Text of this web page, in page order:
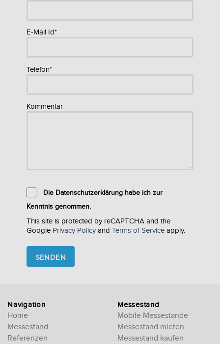
E-Mail Id*
Telefon*
Kommentar
Die Datenschutzerklärung habe ich zur
Kenntnis genommen.
This site is protected by reCAPTCHA and the
Google Privacy Policy and Terms of Service apply.
leave
this
field
Navigation
Home
Messestand
Referenzen
Messestand
Mobile Messestande
Messestand mieten
Messestand kaufen